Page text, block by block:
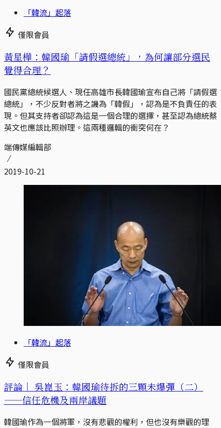
「韓流」起落
僅限會員
黃星樺：韓國瑜「請假選總統」，為何讓部分選民
覺得合理？
國民黨總統候選人、現任高雄市長韓國瑜宣布自己將「請假選
總統」，不少反對者將之譏為「韓假」，認為是不負責任的表
現。但其支持者卻認為這是一個合理的選擇，甚至認為總統蔡
英文也應該比照辦理。這兩種邏輯的衝突何在？
端傳媒編輯部
2019-10-21
「韓流」起落
僅限會員
評論｜ 吳崑玉：韓國瑜待拆的三顆未爆彈（二）
——信任危機及兩岸議題
韓國瑜作為一個將軍，沒有悲觀的權利，但也沒有樂觀的理